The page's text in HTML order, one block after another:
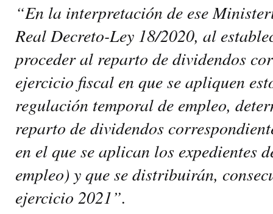
“En la interpretación de ese
Real Decreto-Ley 18/2020, al
proceder al reparto de dividendos
ejercicio fiscal en que se apliquen
regulación temporal de empleo,
reparto de dividendos
en el que se aplican los expedientes
empleo) y que se distribuirán,
ejercicio 2021”.